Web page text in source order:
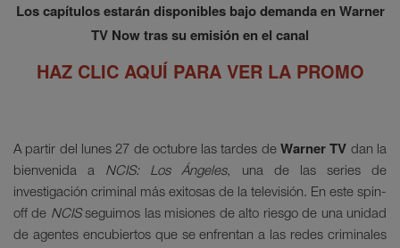
Los capítulos estarán disponibles bajo demanda en Warner
TV Now tras su emisión en el canal
HAZ CLIC AQUÍ PARA VER LA PROMO
A partir del lunes 27 de octubre las tardes de Warner TV dan la
bienvenida a NCIS: Los Ángeles, una de las series de
investigación criminal más exitosas de la televisión. En este spin-
off de NCISseguimos las misiones de alto riesgo de una unidad
de agentes encubiertos que se enfrentan a las redes criminales